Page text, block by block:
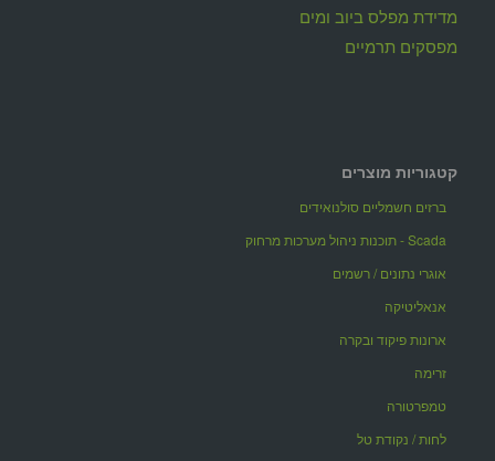
מדידת מפלס ביוב ומים
מפסקים תרמיים
קטגוריות מוצרים
ברזים חשמליים סולנואידים
Scada - תוכנות ניהול מערכות מרחוק
אוגרי נתונים / רשמים
אנאליטיקה
ארונות פיקוד ובקרה
זרימה
טמפרטורה
לחות / נקודת טל